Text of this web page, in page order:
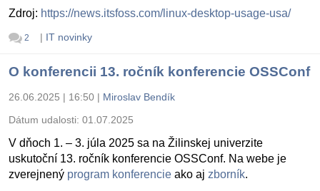
Zdroj: https://news.itsfoss.com/linux-desktop-usage-usa/
2 | IT novinky
O konferencii 13. ročník konferencie OSSConf
26.06.2025 | 16:50 | Miroslav Bendík
Dátum udalosti: 01.07.2025
V dňoch 1. – 3. júla 2025 sa na Žilinskej univerzite
uskutoční 13. ročník konferencie OSSConf. Na webe je
zverejnený program konferencie ako aj zborník.